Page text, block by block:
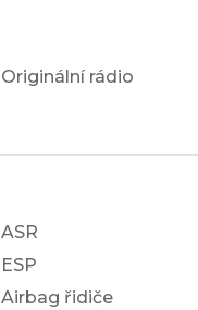
Originální rádio
ASR
ESP
Airbag řidiče